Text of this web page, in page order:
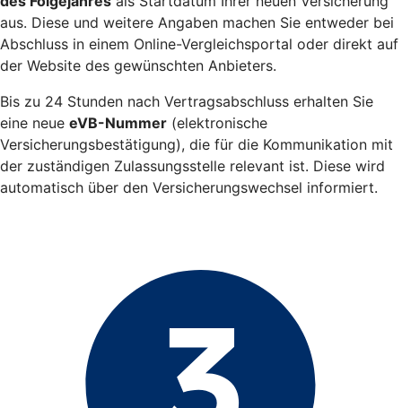
aus. Diese und weitere Angaben machen Sie entweder bei
Abschluss in einem Online-Vergleichsportal oder direkt auf
der Website des gewünschten Anbieters.
Bis zu 24 Stunden nach Vertragsabschluss erhalten Sie
eine neue eVB-Nummer (elektronische
Versicherungsbestätigung), die für die Kommunikation mit
der zuständigen Zulassungsstelle relevant ist. Diese wird
automatisch über den Versicherungswechsel informiert.